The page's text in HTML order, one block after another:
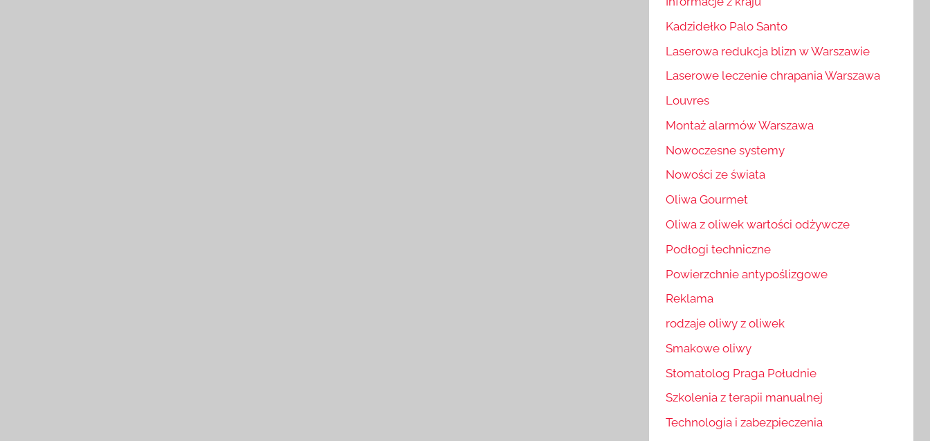
Kadzidełko Palo Santo
Laserowa redukcja blizn w Warszawie
Laserowe leczenie chrapania Warszawa
Louvres
Montaż alarmów Warszawa
Nowoczesne systemy
Nowości ze świata
Oliwa Gourmet
Oliwa z oliwek wartości odżywcze
Podłogi techniczne
Powierzchnie antypoślizgowe
Reklama
rodzaje oliwy z oliwek
Smakowe oliwy
Stomatolog Praga Południe
Szkolenia z terapii manualnej
Technologia i zabezpieczenia